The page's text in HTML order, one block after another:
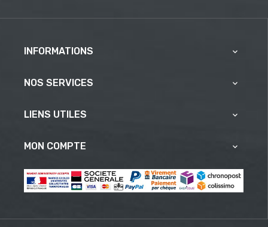
INFORMATIONS 
NOS SERVICES 
LIENS UTILES 
MON COMPTE 